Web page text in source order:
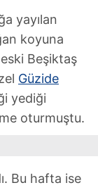
yayılan
koyuna
Beşiktaş
Güzide
yediği
oturmuştu.
Bu hafta ise